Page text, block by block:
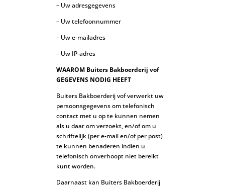
– Uw adresgegevens
– Uw telefoonnummer
– Uw e-mailadres
– Uw IP-adres
WAAROM Buiters Bakboerderij vof
GEGEVENS NODIG HEEFT
Buiters Bakboerderij vof verwerkt uw
persoonsgegevens om telefonisch
contact met u op te kunnen nemen
als u daar om verzoekt, en/of om u
schriftelijk (per e-mail en/of per post)
te kunnen benaderen indien u
telefonisch onverhoopt niet bereikt
kunt worden.
Daarnaast kan Buiters Bakboerderij